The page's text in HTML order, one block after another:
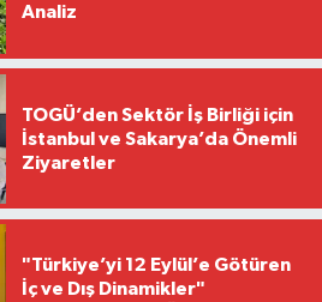
Analiz
TOGÜ’den Sektör İş Birliği için
İstanbul ve Sakarya’da Önemli
Ziyaretler
"Türkiye’yi 12 Eylül’e Götüren
İç ve Dış Dinamikler"